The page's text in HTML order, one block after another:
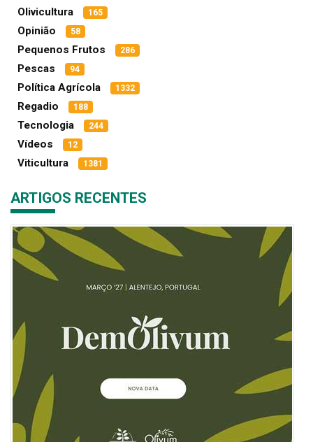
Olivicultura 165
Opinião 58
Pequenos Frutos 286
Pescas 94
Política Agrícola 1332
Regadio 188
Tecnologia 244
Vídeos 12
Viticultura 1381
ARTIGOS RECENTES